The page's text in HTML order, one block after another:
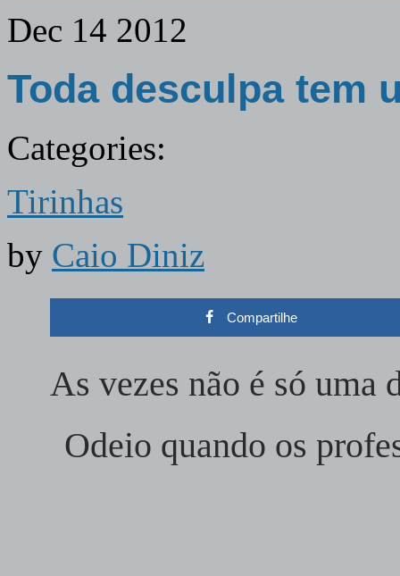
Dec 14 2012
Toda desculpa tem
Categories:
Tirinhas
by Caio Diniz
Compartilhe
As vezes não é só
Odeio quando os